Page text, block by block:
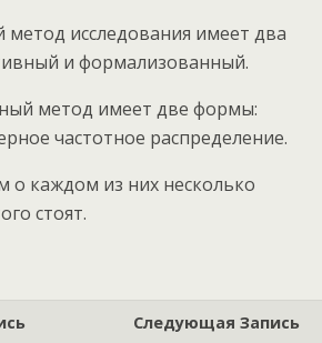
метод исследования имеет два
и формализованный.
метод имеет две формы:
частотное распределение.
о каждом из них несколько
стоят.
Следующая Запись